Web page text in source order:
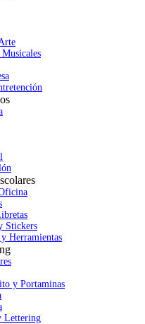
Stickers
Herramientas
y Portaminas
Lettering